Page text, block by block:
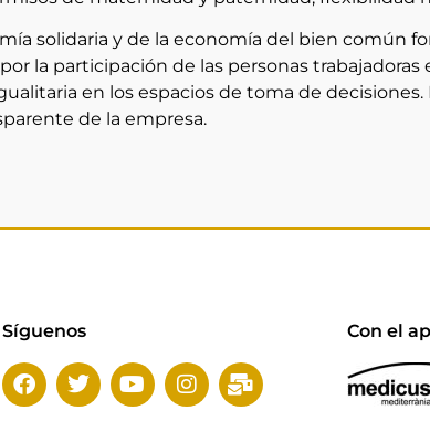
solidaria y de la economía del bien común
la participación de las personas
en los espacios de toma de
de la empresa.
Síguenos Con el